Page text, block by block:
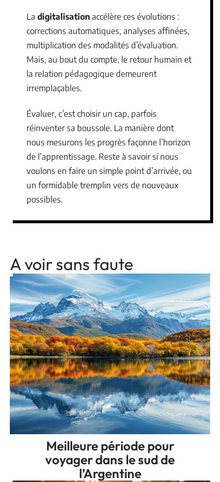
La digitalisationaccélère ces évolutions :
corrections automatiques, analyses affinées,
multiplication des modalités d’évaluation.
Mais, au bout du compte, le retour humain et
la relation pédagogique demeurent
irremplaçables.
Évaluer, c’est choisir un cap, parfois
réinventer sa boussole. La manière dont
nous mesurons les progrès façonne l’horizon
de l’apprentissage. Reste à savoir si nous
voulons en faire un simple point d’arrivée, ou
un formidable tremplin vers de nouveaux
possibles.
A voir sans faute
Meilleure période pour
voyager dans le sud de
l’Argentine